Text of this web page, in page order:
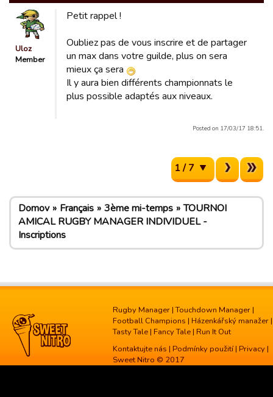
Uloz
Member
Petit rappel !
Oubliez pas de vous inscrire et de partager
un max dans votre guilde, plus on sera
mieux ça sera
Il y aura bien différents championnats le
plus possible adaptés aux niveaux.
Posted on 17/03/17 18:51.
1 / 7
Domov Français 3ème mi-temps
TOURNOI
AMICAL RUGBY MANAGER INDIVIDUEL -
Inscriptions
Rugby Manager |Touchdown Manager |
Football Champions | Házenkářský manažer |
Tasty Tale | Fancy Tale | Run It Out
Kontaktujte nás | Podmínky použití | Privacy |
Sweet Nitro © 2017